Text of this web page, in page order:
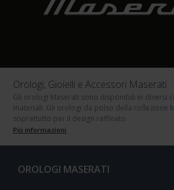
Orologi, Gioielli e Accessori Maserati
Gli orologi Maserati sono disponibili in diversi
materiali. Gli orologi da polso della collezione
soprattutto per il design raffinato.
Più informazioni
OROLOGI MASERATI